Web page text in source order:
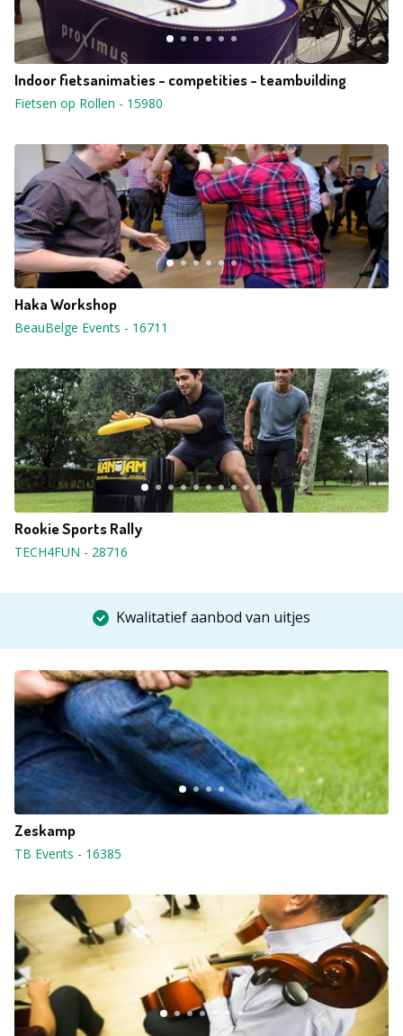
Indoor fietsanimaties - competities - teambuilding
Fietsen op Rollen - 15980
Haka Workshop
BeauBelge Events - 16711
Rookie Sports Rally
TECH4FUN - 28716
Kwalitatief aanbod van uitjes
Zeskamp
TB Events - 16385